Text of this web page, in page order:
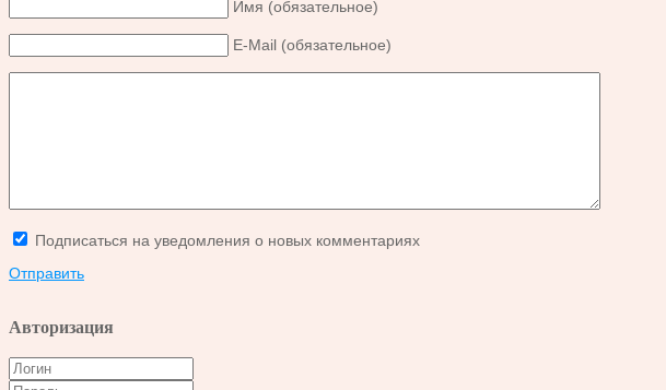
Имя (обязательное)
E-Mail (обязательное)
Подписаться на уведомления о новых комментариях
Отправить
Авторизация